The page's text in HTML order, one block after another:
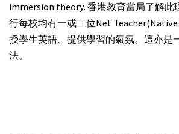
immersion theory. 香港教育當局了解此
行每校均有一或二位Net Teacher(Native
授學生英語、提供學習的氣氛。這亦是
法。